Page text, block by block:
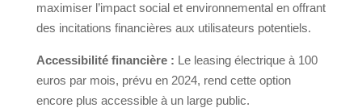
maximiser l’impact social et environnemental en offrant
des incitations financières aux utilisateurs potentiels.
Accessibilité financière : Le leasing électrique à 100
euros par mois, prévu en 2024, rend cette option
encore plus accessible à un large public.